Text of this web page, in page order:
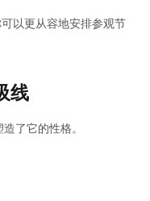
可以更从容地安排参观节
线
了它的性格。